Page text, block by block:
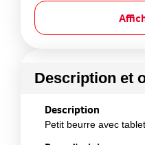
Description et
Description
Petit beurre avec